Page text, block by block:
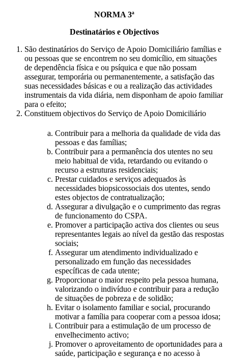
NORMA 3ª
Destinatários e Objectivos
São destinatários do Serviço de Apoio Domiciliário famílias e
ou pessoas que se encontrem no seu domicílio, em situações
de dependência física e ou psíquica e que não possam
assegurar, temporária ou permanentemente, a satisfação das
suas necessidades básicas e ou a realização das actividades
instrumentais da vida diária, nem disponham de apoio familiar
para o efeito;
Constituem objectivos do Serviço de Apoio Domiciliário
Contribuir para a melhoria da qualidade de vida das
pessoas e das famílias;
Contribuir para a permanência dos utentes no seu
meio habitual de vida, retardando ou evitando o
recurso a estruturas residenciais;
Prestar cuidados e serviços adequados às
necessidades biopsicossociais dos utentes, sendo
estes objectos de contratualização;
Assegurar a divulgação e o cumprimento das regras
de funcionamento do CSPA.
Promover a participação activa dos clientes ou seus
representantes legais ao nível da gestão das respostas
sociais;
Assegurar um atendimento individualizado e
personalizado em função das necessidades
específicas de cada utente;
Proporcionar o maior respeito pela pessoa humana,
valorizando o indivíduo e contribuir para a redução
de situações de pobreza e de solidão;
Evitar o isolamento familiar e social, procurando
motivar a família para cooperar com a pessoa idosa;
Contribuir para a estimulação de um processo de
envelhecimento activo;
Promover o aproveitamento de oportunidades para a
saúde, participação e segurança e no acesso à